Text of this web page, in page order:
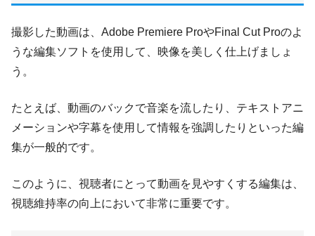
撮影した動画は、Adobe Premiere ProやFinal Cut Proのよ
うな編集ソフトを使用して、映像を美しく仕上げましょ
う。
たとえば、動画のバックで音楽を流したり、テキストアニ
メーションや字幕を使用して情報を強調したりといった編
集が一般的です。
このように、視聴者にとって動画を見やすくする編集は、
視聴維持率の向上において非常に重要です。